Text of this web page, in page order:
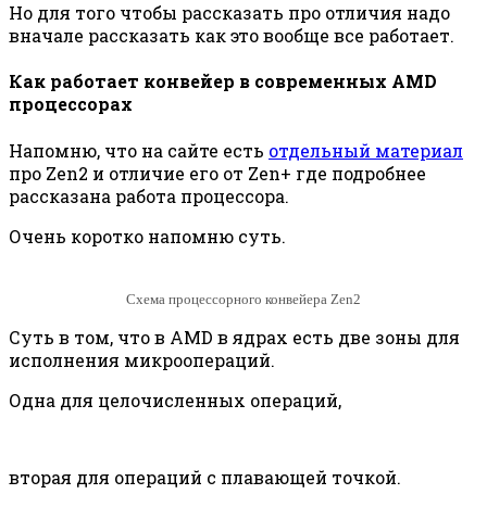
Но для того чтобы рассказать про отличия надо
вначале рассказать как это вообще все работает.
Как работает конвейер в современных AMD
процессорах
Напомню, что на сайте есть отдельный материал
про Zen2 и отличие его от Zen+ где подробнее
рассказана работа процессора.
Очень коротко напомню суть.
Схема процессорного конвейера Zen2
Суть в том, что в AMD в ядрах есть две зоны для
исполнения микроопераций.
Одна для целочисленных операций,
вторая для операций с плавающей точкой.